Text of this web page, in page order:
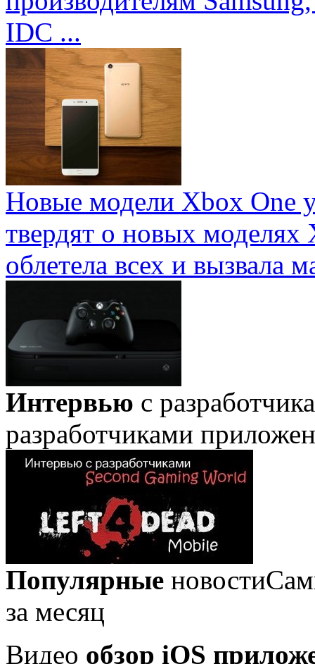
IDC ...
Новые модели Xbox One
твердят о новых
облетела всех и вызвала
Интервью с
разработчиками
Популярные новости
за месяц
Видео обзор iOS